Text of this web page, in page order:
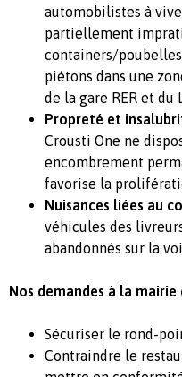
automobilistes à
partiellement
containers/
piétons dans une
de la gare RER et du
Propreté et
Crousti One ne
encombrement
favorise la
Nuisances liées au
véhicules des
abandonnés sur la
Nos demandes à la mairie
Sécuriser le rond-
Contraindre le